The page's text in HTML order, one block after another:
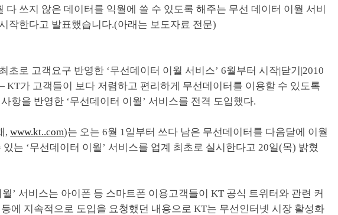
다 쓰지 않은 데이터를 익월에 쓸 수 있도록 해주는 무선 데이터 이월 서비
작한다고 발표했습니다.(아래는 보도자료 전문)
초로 고객요구 반영한 ‘무선데이터 이월 서비스’ 6월부터 시작|닫기|2010
KT가 고객들이 보다 저렴하고 편리하게 무선데이터를 이용할 수 있도록
항을 반영한 ‘무선데이터 이월’ 서비스를 전격 도입했다.
,www.kt..com)는 오는 6월 1일부터 쓰다 남은 무선데이터를 다음달에 이월
는 ‘무선데이터 이월’ 서비스를 업계 최초로 실시한다고 20일(목) 밝혔
’ 서비스는 아이폰 등 스마트폰 이용고객들이 KT 공식 트위터와 관련 커
에 지속적으로 도입을 요청했던 내용으로 KT는 무선인터넷 시장 활성화